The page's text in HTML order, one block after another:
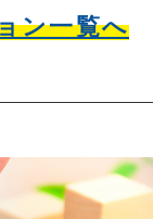
ン一覧へ